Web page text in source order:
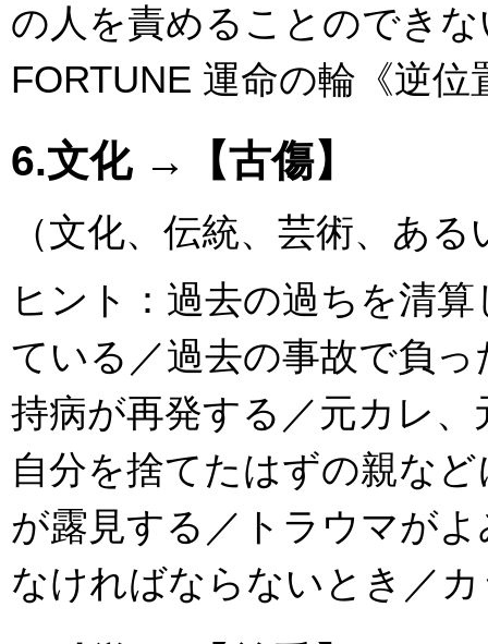
の人を責めることのでき
FORTUNE 運命の輪《逆位
6.文化 →【古傷】
（文化、伝統、芸術、あ
ヒント：過去の過ちを清
ている／過去の事故で負
持病が再発する／元カレ
自分を捨てたはずの親な
が露見する／トラウマが
なければならないとき／